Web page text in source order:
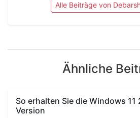
Alle Beiträge von
Ähnliche
So erhalten Sie die Windows
Version